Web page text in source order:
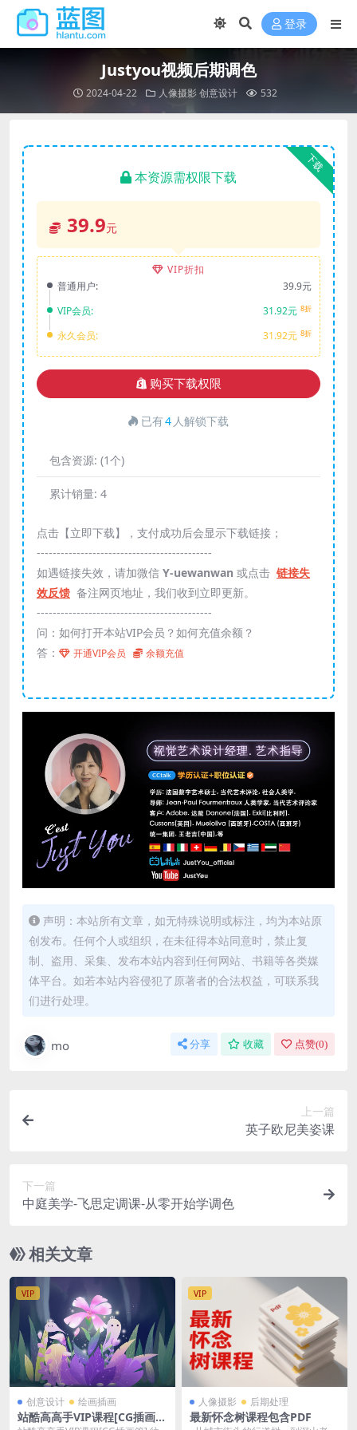
登录
Justyou视频后期调色
2024-04-22 人像摄影创意设计 532
下载
本资源需权限下载
39.9元
VIP折扣
普通用户:
39.9元
VIP会员:
31.92元 8折
永久会员: 31.92元 8折
购买下载权限
已有4 人解锁下载
包含资源: (1个)
累计销量: 4
点击【立即下载】，支付成功后会显示下载链接；
--------------------------------------------
如遇链接失效，请加微信 Y-uewanwan 或点击 链接失
效反馈 备注网页地址，我们收到立即更新。
--------------------------------------------
问：如何打开本站VIP会员？如何充值余额？
答：
开通VIP会员 余额充值
声明：本站所有文章，如无特殊说明或标注，均为本站原
创发布。任何个人或组织，在未征得本站同意时，禁止复
制、盗用、采集、发布本站内容到任何网站、书籍等各类媒
体平台。如若本站内容侵犯了原著者的合法权益，可联系我
们进行处理。
mo 分享 收藏 点赞(0)
上一篇
英子欧尼美姿课
下一篇
中庭美学-飞思定调课-从零开始学调色
相关文章
VIP
创意设计 绘画插画
站酷高高手VIP课程[CG插画
VIP
人像摄影 后期处理
最新怀念树课程包含PDF